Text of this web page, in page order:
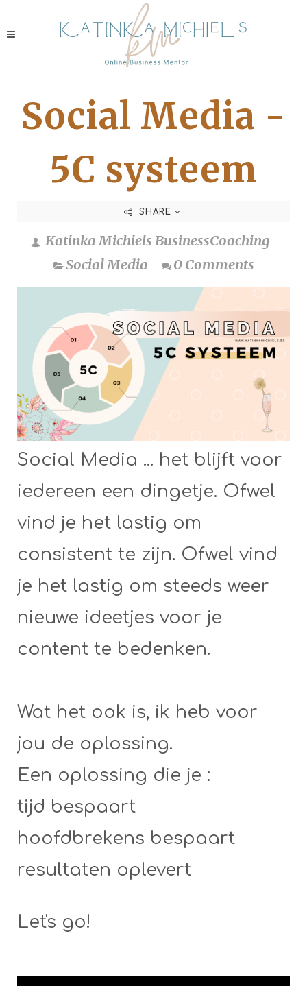
Social Media -
5C systeem
SHARE
Katinka Michiels BusinessCoaching
Social Media
0 Comments
Social Media ... het blijft voor
iedereen een dingetje. Ofwel
vind je het lastig om
consistent te zijn. Ofwel vind
je het lastig om steeds weer
nieuwe ideetjes voor je
content te bedenken.
Wat het ook is, ik heb voor
jou de oplossing.
Een oplossing die je :
tijd bespaart
hoofdbrekens bespaart
resultaten oplevert
Let's go!